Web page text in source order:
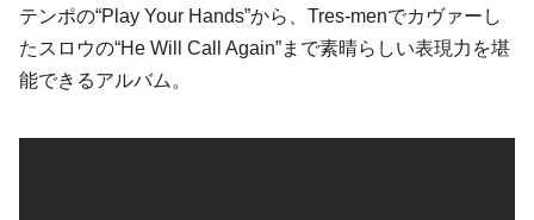
テンポの“Play Your Hands”から、Tres-menでカヴァーし
たスロウの“He Will Call Again”まで素晴らしい表現力を堪
能できるアルバム。